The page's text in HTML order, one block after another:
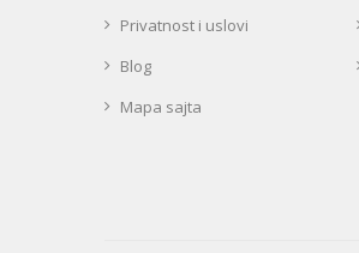
Privatnost i uslovi
Blog
Mapa sajta